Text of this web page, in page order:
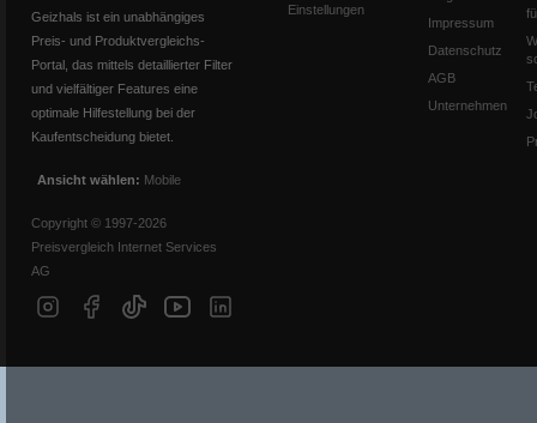
Geizhals ist ein unabhängiges
Preis- und Produktvergleichs-
Portal, das mittels detaillierter Filter
und vielfältiger Features eine
optimale Hilfestellung bei der
Kaufentscheidung bietet.
Ansicht wählen: Mobile
Copyright © 1997-2026
Preisvergleich Internet Services
AG
Einstellungen
Impressum
Datenschutz
AGB
Unternehmen